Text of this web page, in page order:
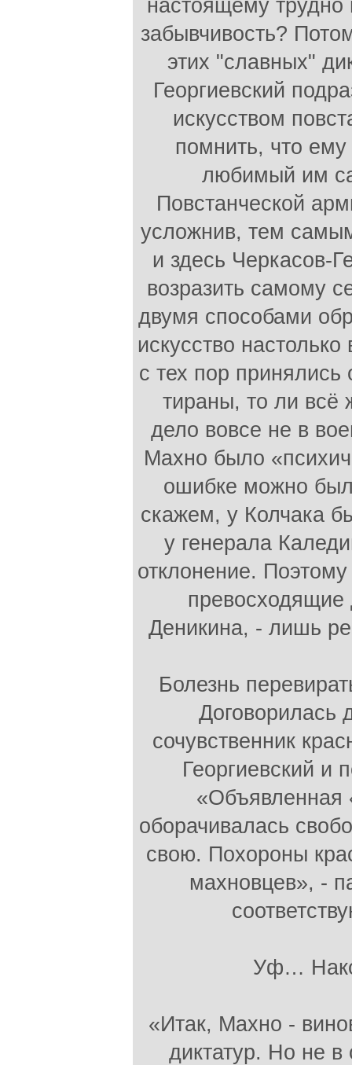
настоящему трудно
забывчивость?
этих "славных"
Георгиевский
искусством
помнить, что
любимый им
Повстанческой
усложнив, тем
и здесь Черкасов-
возразить самому
двумя способами
искусство
с тех пор принялись
тираны, то ли всё
дело вовсе не в
Махно было
ошибке можно
скажем, у Колчака
у генерала
отклонение.
Деникина, - лишь
Болезнь
Договорилась
сочувственник
Георгиевский и
«Объявленная
оборачивалась
свою. Похороны
махновцев», -
Уф…
«Итак, Махно -
диктатур. Но не